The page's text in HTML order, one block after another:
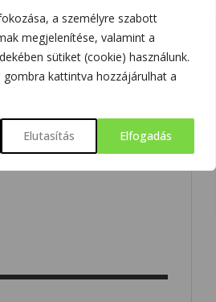
a személyre szabott
megjelenítése, valamint a
sütiket (cookie) használunk.
kattintva hozzájárulhat a
Elutasítás Elfogadás